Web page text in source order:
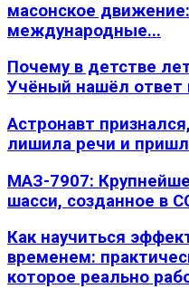
масонское
международные...
Почему в детстве
Учёный нашёл ответ
Астронавт
лишила речи и
МАЗ-7907:
шасси, созданное в
Как научиться
временем:
которое реально